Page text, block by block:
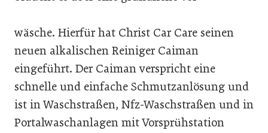
wäsche. Hierfür hat Christ Car Care seinen
neuen alkalischen Reiniger Caiman
eingeführt. Der Caiman verspricht eine
schnelle und einfache Schmutzanlösung und
ist in Waschstraßen, Nfz-Waschstraßen und in
Portalwaschanlagen mit Vorsprühstation